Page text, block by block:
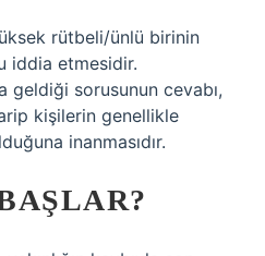
rütbeli/ünlü birinin
iddia etmesidir.
geldiği sorusunun cevabı,
kişilerin genellikle
inanmasıdır.